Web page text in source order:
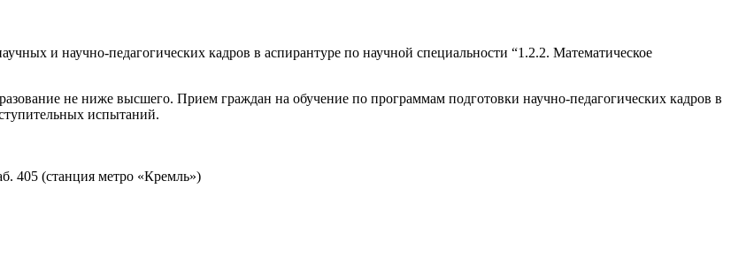
и научно-педагогических кадров в аспирантуре по научной специальности “1.2.2. Математическое
не ниже высшего. Прием граждан на обучение по программам подготовки научно-педагогических кадров в
испытаний.
405 (станция метро «Кремль»)